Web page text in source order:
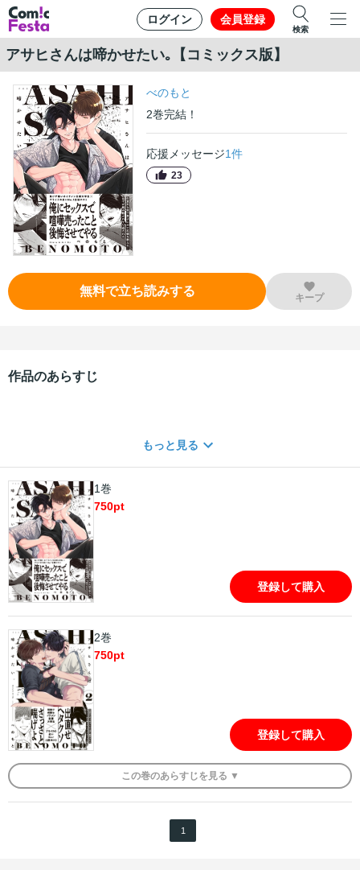
ログイン 会員登録
検索
アサヒさんは啼かせたい｡【コミックス版】
べのもと
2巻完結！
応援メッセージ1件
23
無料で立ち読みする キープ
作品のあらすじ
もっと見る
1巻
750pt
登録して購入
2巻
750pt
登録して購入
この巻のあらすじを 見る ▼
1